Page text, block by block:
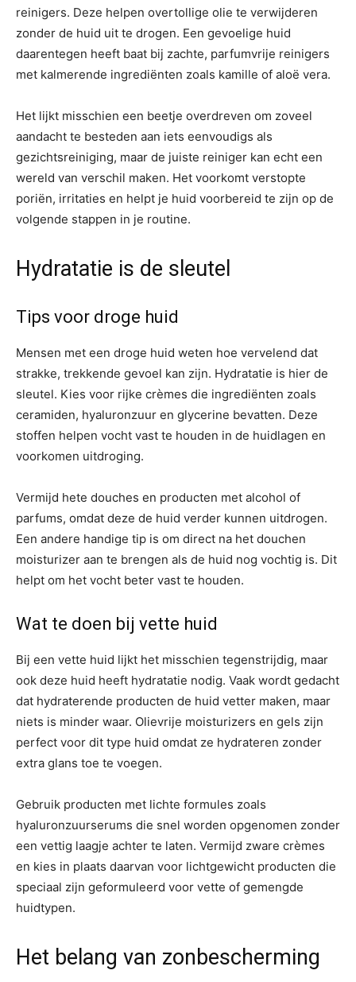
reinigers. Deze helpen overtollige olie te verwijderen
zonder de huid uit te drogen. Een gevoelige huid
daarentegen heeft baat bij zachte, parfumvrije reinigers
met kalmerende ingrediënten zoals kamille of aloë vera.
Het lijkt misschien een beetje overdreven om zoveel
aandacht te besteden aan iets eenvoudigs als
gezichtsreiniging, maar de juiste reiniger kan echt een
wereld van verschil maken. Het voorkomt verstopte
poriën, irritaties en helpt je huid voorbereid te zijn op de
volgende stappen in je routine.
Hydratatie is de sleutel
Tips voor droge huid
Mensen met een droge huid weten hoe vervelend dat
strakke, trekkende gevoel kan zijn. Hydratatie is hier de
sleutel. Kies voor rijke crèmes die ingrediënten zoals
ceramiden, hyaluronzuur en glycerine bevatten. Deze
stoffen helpen vocht vast te houden in de huidlagen en
voorkomen uitdroging.
Vermijd hete douches en producten met alcohol of
parfums, omdat deze de huid verder kunnen uitdrogen.
Een andere handige tip is om direct na het douchen
moisturizer aan te brengen als de huid nog vochtig is. Dit
helpt om het vocht beter vast te houden.
Wat te doen bij vette huid
Bij een vette huid lijkt het misschien tegenstrijdig, maar
ook deze huid heeft hydratatie nodig. Vaak wordt gedacht
dat hydraterende producten de huid vetter maken, maar
niets is minder waar. Olievrije moisturizers en gels zijn
perfect voor dit type huid omdat ze hydrateren zonder
extra glans toe te voegen.
Gebruik producten met lichte formules zoals
hyaluronzuurserums die snel worden opgenomen zonder
een vettig laagje achter te laten. Vermijd zware crèmes
en kies in plaats daarvan voor lichtgewicht producten die
speciaal zijn geformuleerd voor vette of gemengde
huidtypen.
Het belang van zonbescherming